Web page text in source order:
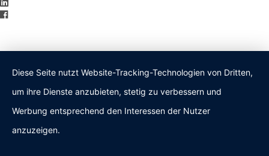
Diese Seite nutzt Website-Tracking-Technologien von Dritten,
um ihre Dienste anzubieten, stetig zu verbessern und
Werbung entsprechend den Interessen der Nutzer
anzuzeigen.